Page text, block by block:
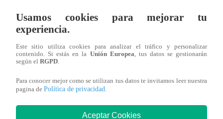
En Tu Defensa: Vecinos de Surco
enfrentados por “muro de la discordia”
de
También te puede
Usamos cookies para mejorar tu
experiencia.
Este sitio utiliza cookies para analizar el tráfico y personalizar
contenido. Si estás en la Unión Europea , tus datos se gestionarán
según el RGPD
Para conocer mejor como se utilizan tus datos te invitamos leer nuestra
pagina de Política de privacidad
Aceptar Cookies